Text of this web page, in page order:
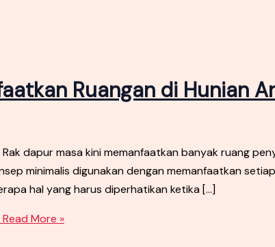
Ruangan di Hunian
dapur masa kini memanfaatkan banyak ruang
minimalis digunakan dengan memanfaatkan
hal yang harus diperhatikan ketika […]
Read More »